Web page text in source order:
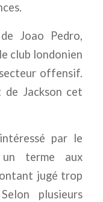
Joao Pedro,
club londonien
offensif.
de Jackson cet
par le
terme aux
jugé trop
plusieurs